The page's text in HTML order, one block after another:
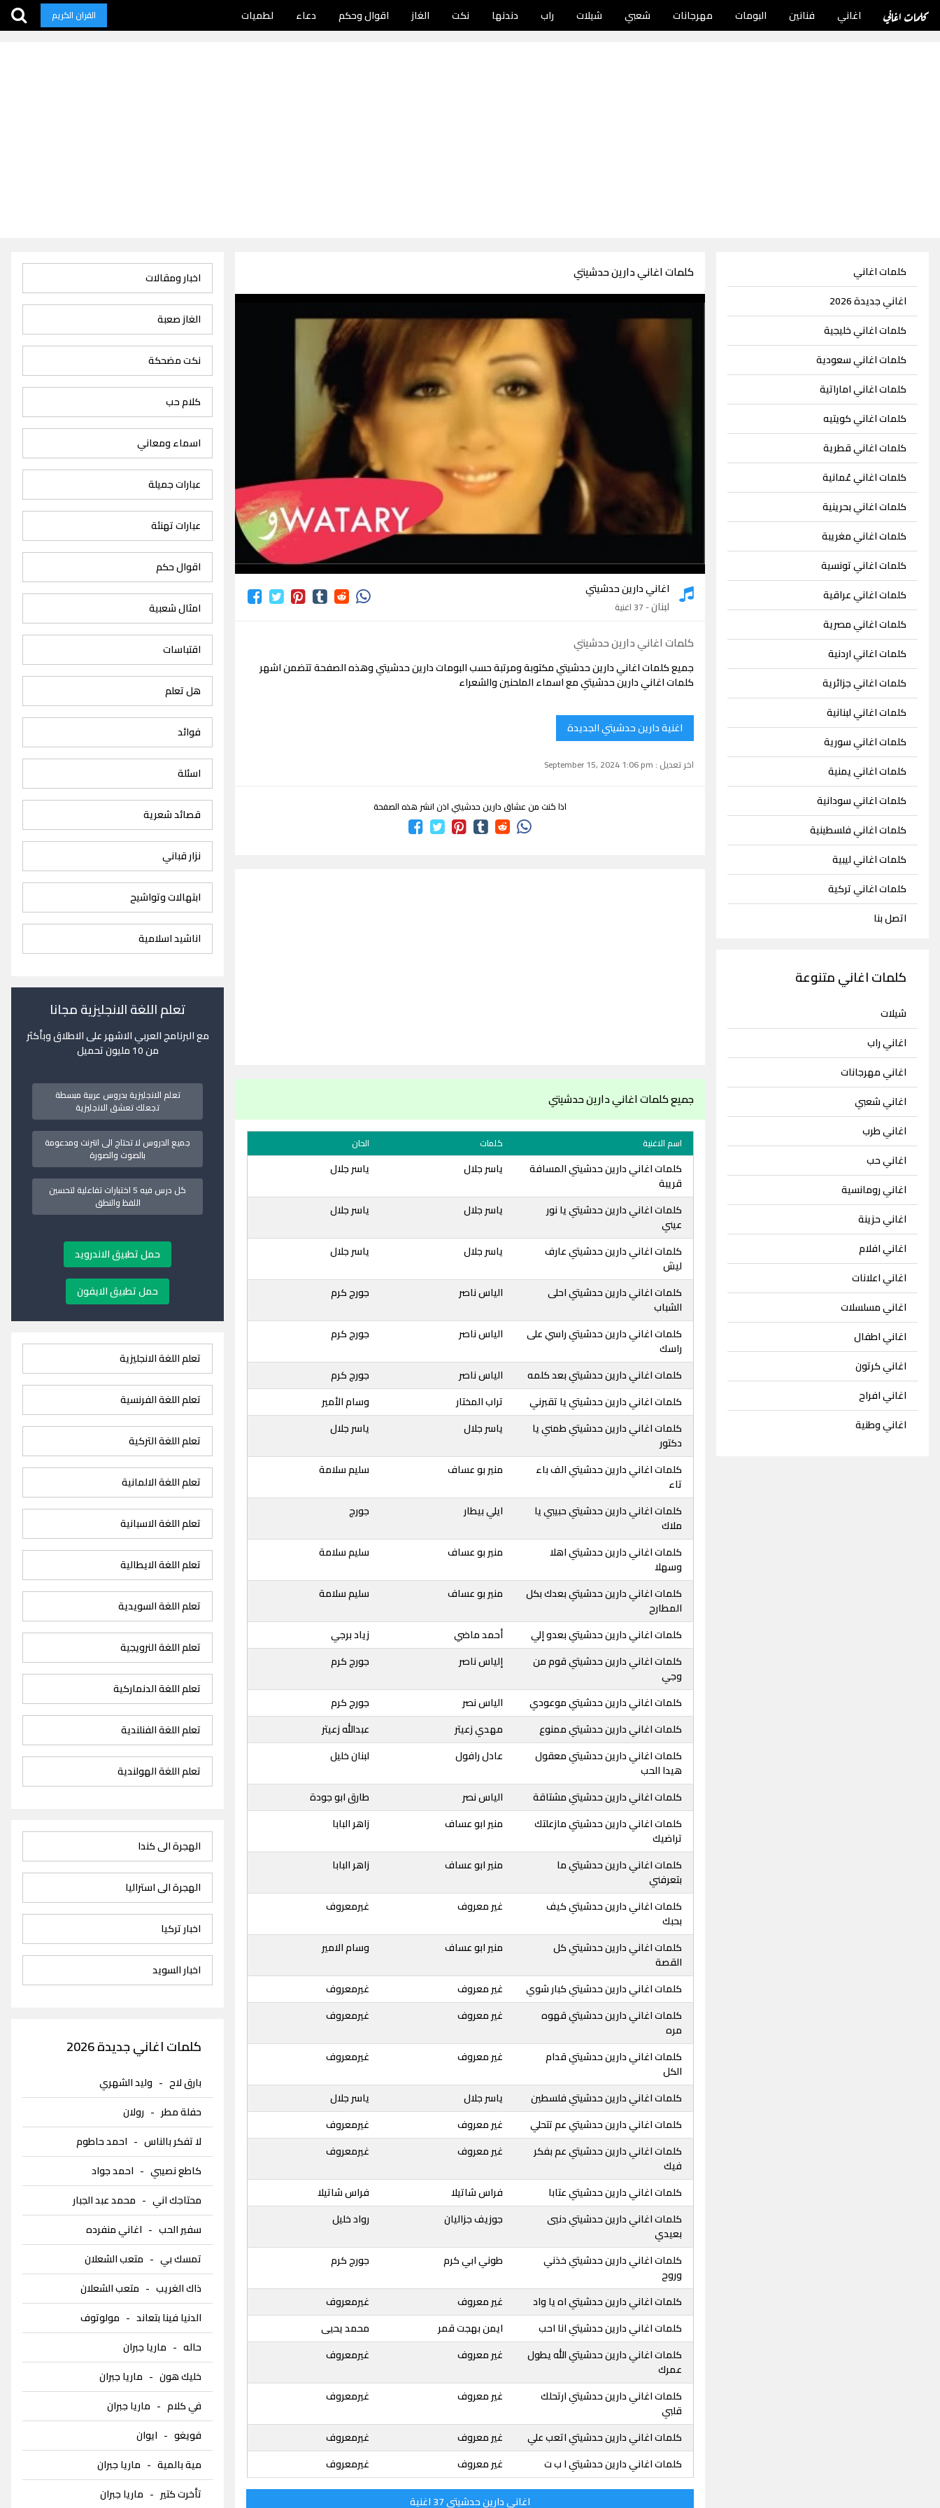
كلمات اغاني اغاني فنانين البومات مهرجانات شعبي شيلات راب دندنها نكت الغاز اقوال وحكم دعاء لطميات القران الكريم
كلمات اغاني
اغاني جديدة 2026
كلمات اغاني خليجية
كلمات اغاني سعودية
كلمات اغاني اماراتية
كلمات اغاني كويتيه
كلمات اغاني قطرية
كلمات اغاني عُمانية
كلمات اغاني بحرينية
كلمات اغاني مغريبة
كلمات اغاني تونسية
كلمات اغاني عراقية
كلمات اغاني مصرية
كلمات اغاني اردنية
كلمات اغاني جزائرية
كلمات اغاني لبنانية
كلمات اغاني سورية
كلمات اغاني يمنية
كلمات اغاني سودانية
كلمات اغاني فلسطينية
كلمات اغاني ليبية
كلمات اغاني تركية
اتصل بنا
كلمات اغاني متنوعة
شيلات
اغاني راب
اغاني مهرجانات
اغاني شعبي
اغاني طرب
اغاني حب
اغاني رومانسية
اغاني حزينة
اغاني افلام
اغاني اعلانات
اغاني مسلسلات
اغاني اطفال
اغاني كرتون
اغاني افراح
اغاني وطنية
كلمات اغاني دارين حدشيتي
كلمات اغاني دارين حدشيتي
اغاني دارين حدشيتي
لبنان- 37 اغنية
كلمات اغاني دارين حدشيتي
جميع كلمات اغاني دارين حدشيتي مكتوبة ومرتبة حسب البومات دارين حدشيتي وهذه الصفحة تتضمن اشهر
كلمات اغاني دارين حدشيتي مع اسماء الملحنين والشعراء
اغنية دارين حدشيتي الجديدة
اخر تعديل : September 15, 2024 1:06 pm
اذا كنت من عشاق دارين حدشيتي اذن انشر هذه الصفحة
جميع كلمات اغاني دارين حدشيتي
اسم الاغنية كلمات الحان
كلمات اغاني دارين حدشيتي المسافة
قريبة
ياسر جلال ياسر جلال
كلمات اغاني دارين حدشيتي يا نور
عيني
ياسر جلال ياسر جلال
كلمات اغاني دارين حدشيتي عارف
ليش
ياسر جلال ياسر جلال
كلمات اغاني دارين حدشيتي احلى
الشباب
الياس ناصر جورج كرم
كلمات اغاني دارين حدشيتي راسي على
راسك
الياس ناصر جورج كرم
كلمات اغاني دارين حدشيتي بعد كلمه الياس ناصر
جورج كرم
كلمات اغاني دارين حدشيتي يا تقبرني
تراب المختار
وسام الأمير
كلمات اغاني دارين حدشيتي طمني يا
دكتور
ياسر جلال ياسر جلال
كلمات اغاني دارين حدشيتي الف باء
تاء
منير بو عساف سليم سلامة
كلمات اغاني دارين حدشيتي حبيبي يا
ملاك
ايلي بيطار جورج
كلمات اغاني دارين حدشيتي اهلا
وسهلا
منير بو عساف سليم سلامة
كلمات اغاني دارين حدشيتي بعدك بكل
المطارح
منير بو عساف سليم سلامة
كلمات اغاني دارين حدشيتي بعدو إلي أحمد ماضي
زياد برجي
كلمات اغاني دارين حدشيتي قوم من
وجي
إلياس ناصر جورج كرم
كلمات اغاني دارين حدشيتي موعودي الياس نصر
جورج كرم
كلمات اغاني دارين حدشيتي ممنوع
مهدي زعيتر
عبدالله زعيتر
كلمات اغاني دارين حدشيتي معقول
هيدا الحب
عادل رافول لبنان خليل
كلمات اغاني دارين حدشيتي مشتاقة الياس نصر
طارق ابو جودة
كلمات اغاني دارين حدشيتي مازعلتك
تراضيك
منير ابو عساف زاهر البابا
كلمات اغاني دارين حدشيتي ما
بتعرفني
منير ابو عساف زاهر البابا
كلمات اغاني دارين حدشيتي كيف
بحبك
غير معروف غيرمعروف
كلمات اغاني دارين حدشيتي كل
القصة
منير ابو عساف وسام الامير
كلمات اغاني دارين حدشيتي كبار شوي غير معروف
غيرمعروف
كلمات اغاني دارين حدشيتي قهوه
مره
غير معروف غيرمعروف
كلمات اغاني دارين حدشيتي قدام
الكل
غير معروف غيرمعروف
كلمات اغاني دارين حدشيتي فلسطين ياسر جلال
ياسر جلال
كلمات اغاني دارين حدشيتي عم تتحلي
غير معروف
غيرمعروف
كلمات اغاني دارين حدشيتي عم بفكر
فيك
غير معروف غيرمعروف
كلمات اغاني دارين حدشيتي عتابا فراس شاتيلا
فراس شاتيلا
كلمات اغاني دارين حدشيتي دنيي
بعيدي
جوزيف جزاليان رواد خليل
كلمات اغاني دارين حدشيتي خذني
وروح
طوني ابي كرم جورج كرم
كلمات اغاني دارين حدشيتي اه يا واد غير معروف
غيرمعروف
كلمات اغاني دارين حدشيتي انا احب
ايمن بهجت قمر
محمد يحيى
كلمات اغاني دارين حدشيتي الله يطول
عمرك
غير معروف غيرمعروف
كلمات اغاني دارين حدشيتي ارتحلك
قلبي
غير معروف غيرمعروف
كلمات اغاني دارين حدشيتي اتعب علي غير معروف
غيرمعروف
كلمات اغاني دارين حدشيتي ا ب ت
غير معروف غيرمعروف
اغاني دارين حدشيتي 37 اغنية
اخبار ومقالات
الغاز صعبة
نكت مضحكة
كلام حب
اسماء ومعاني
عبارات جميلة
عبارات تهنئة
اقوال حكم
امثال شعبية
اقتباسات
هل تعلم
فوائد
اسئلة
قصائد شعرية
نزار قباني
ابتهالات وتواشيح
اناشيد اسلامية
تعلم اللغة الانجليزية مجانا
مع البرنامج العربي الاشهر على الاطلاق وبأكثر
من 10 مليون تحميل
تعلم الانجليزية بدروس عربية مبسطة
تجعلك تعشق الانجليزية
جميع الدروس لا تحتاج الى انترنت ومدعومة
بالصوت والصورة
كل درس فيه 5 اختبارات تفاعلية لتحسين
اللفظ والنطق
حمل تطبيق الاندرويد
حمل تطبيق الايفون
تعلم اللغة الانجليزية
تعلم اللغة الفرنسية
تعلم اللغة التركية
تعلم اللغة الالمانية
تعلم اللغة الاسبانية
تعلم اللغة الايطالية
تعلم اللغة السويدية
تعلم اللغة النرويجية
تعلم اللغة الدنماركية
تعلم اللغة الفنلندية
تعلم اللغة الهولندية
الهجرة الى كندا
الهجرة الى استراليا
اخبار تركيا
اخبار السويد
كلمات اغاني جديدة 2026
بارق لاح- وليد الشهري
حفلة مطر - رولان
لا تفكر بالناس- احمد حاطوم
كاطع نصيبي- احمد جواد
محتاجك اني- محمد عبد الجبار
سفير الحب- اغاني منفرده
تمسك بي- متعب الشعلان
ذاك الغريب- متعب الشعلان
الدنيا فينا بتعاند- مولوتوف
حاله- ماريا جبران
خليك هون- ماريا جبران
في كلام- ماريا جبران
فويغو- ايوان
مية بالمية- ماريا جبران
تأخرت كتير - ماريا جبران